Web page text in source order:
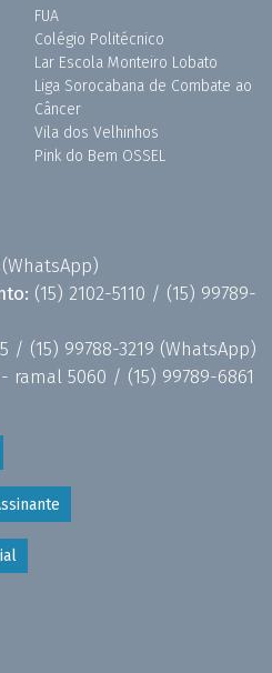
FUA
Colégio Politécnico
Lar Escola Monteiro Lobato
Liga Sorocabana de Combate ao
Câncer
Vila dos Velhinhos
Pink do Bem OSSEL
(WhatsApp)
(15) 2102-5110 / (15) 99789-
/ (15) 99788-3219 (WhatsApp)
- ramal 5060 / (15) 99789-6861